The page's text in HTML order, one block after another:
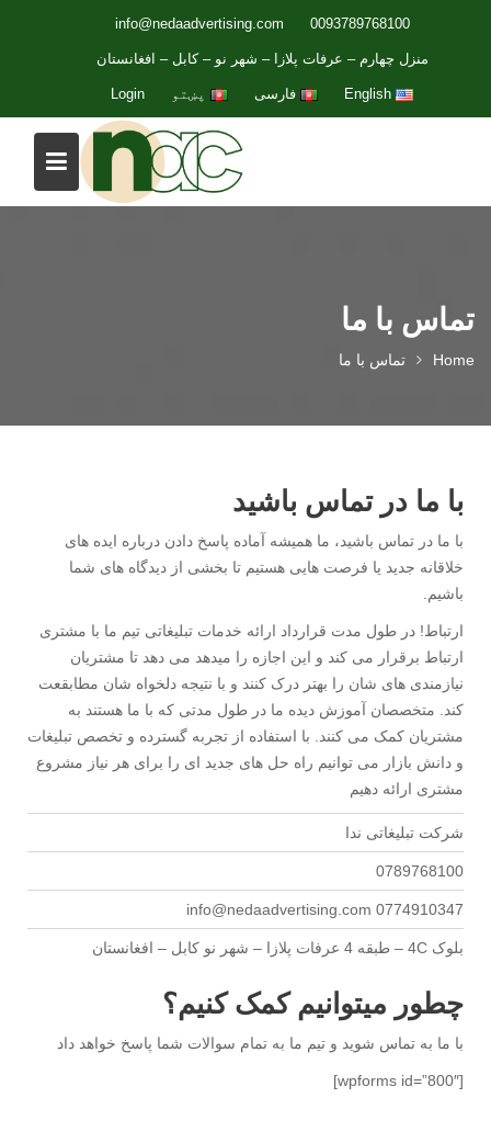
0093789768100
info@nedaadvertising.com
منزل چهارم – عرفات پلازا – شهر نو – کابل – افغانستان
English فارسی پښتو Login
تماس با ما
Home تماس با ما
با ما در تماس باشید
با ما در تماس باشید، ما همیشه آماده پاسخ دادن درباره ایده های
خلاقانه جدید یا فرصت هایی هستیم تا بخشی از دیدگاه های شما
باشیم.
ارتباط! در طول مدت قرارداد ارائه خدمات تبلیغاتی تیم ما با مشتری
ارتباط برقرار می کند و این اجازه را میدهد می دهد تا مشتریان
نیازمندی های شان را بهتر درک کنند و با نتیجه دلخواه شان مطابقعت
کند. متخصصان آموزش دیده ما در طول مدتی که با ما هستند به
مشتریان کمک می کنند. با استفاده از تجربه گسترده و تخصص تبلیغات
و دانش بازار می توانیم راه حل های جدید ای را برای هر نیاز مشروع
مشتری ارائه دهیم
شرکت تبلیغاتی ندا
0789768100
0774910347 info@nedaadvertising.com
بلوک 4C – طبقه 4 عرفات پلازا – شهر نو کابل – افغانستان
چطور میتوانیم کمک کنیم؟
با ما به تماس شوید و تیم ما به تمام سوالات شما پاسخ خواهد داد
[wpforms id=”800″]